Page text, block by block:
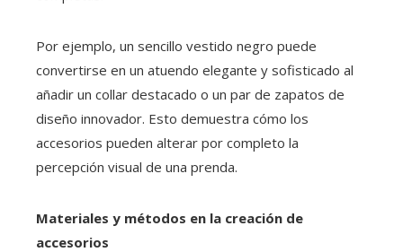
Por ejemplo, un sencillo vestido negro puede
convertirse en un atuendo elegante y sofisticado al
añadir un collar destacado o un par de zapatos de
diseño innovador. Esto demuestra cómo los
accesorios pueden alterar por completo la
percepción visual de una prenda.
Materiales y métodos en la creación de
accesorios